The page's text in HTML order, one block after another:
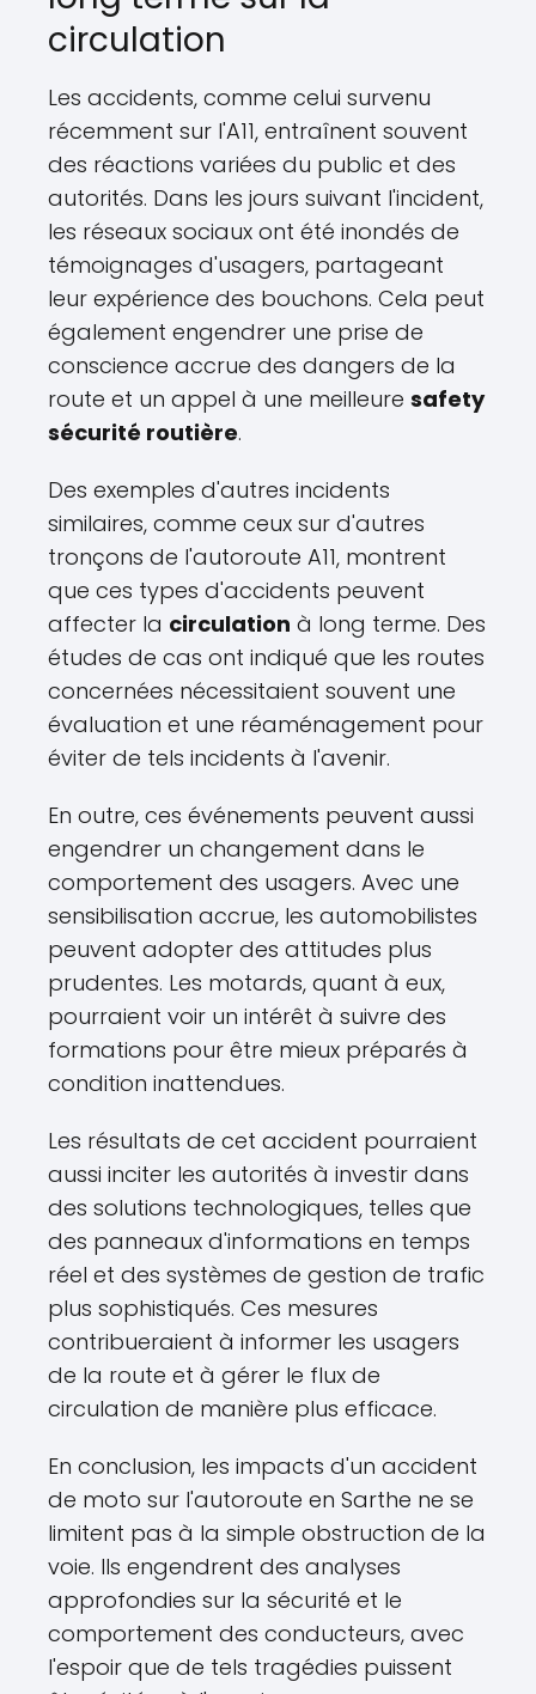
circulation
Les accidents, comme celui survenu
récemment sur l'A11, entraînent souvent
des réactions variées du public et des
autorités. Dans les jours suivant l'incident,
les réseaux sociaux ont été inondés de
témoignages d'usagers, partageant
leur expérience des bouchons. Cela peut
également engendrer une prise de
conscience accrue des dangers de la
route et un appel à une meilleure safety
sécurité routière.
Des exemples d'autres incidents
similaires, comme ceux sur d'autres
tronçons de l'autoroute A11, montrent
que ces types d'accidents peuvent
affecter la circulation à long terme. Des
études de cas ont indiqué que les routes
concernées nécessitaient souvent une
évaluation et une réaménagement pour
éviter de tels incidents à l'avenir.
En outre, ces événements peuvent aussi
engendrer un changement dans le
comportement des usagers. Avec une
sensibilisation accrue, les automobilistes
peuvent adopter des attitudes plus
prudentes. Les motards, quant à eux,
pourraient voir un intérêt à suivre des
formations pour être mieux préparés à
condition inattendues.
Les résultats de cet accident pourraient
aussi inciter les autorités à investir dans
des solutions technologiques, telles que
des panneaux d'informations en temps
réel et des systèmes de gestion de trafic
plus sophistiqués. Ces mesures
contribueraient à informer les usagers
de la route et à gérer le flux de
circulation de manière plus efficace.
En conclusion, les impacts d'un accident
de moto sur l'autoroute en Sarthe ne se
limitent pas à la simple obstruction de la
voie. Ils engendrent des analyses
approfondies sur la sécurité et le
comportement des conducteurs, avec
l'espoir que de tels tragédies puissent